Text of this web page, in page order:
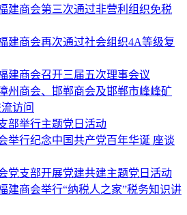
建商会第三次通过非营利组织免税
建商会再次通过社会组织4A等级复
建商会召开三届五次理事会议
州商会、邯郸商会及邯郸市峰峰矿
访问
部举行主题党日活动
举行纪念中国共产党百年华诞 座谈
党支部开展党建共建主题党日活动
建商会举行“纳税人之家”税务知识讲